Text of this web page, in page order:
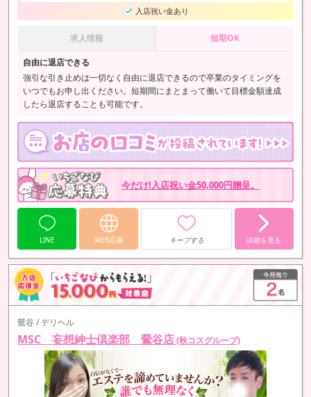
入店祝い金あり
求人情報 短期OK
自由に退店できる
強引な引き止めは一切なく自由に退店できるので卒業のタイミングを
いつでもお申し出ください。短期間にまとまって働いて目標金額達成
したら退店することも可能です。
今だけ!入店祝い金50,000円贈呈。
LINE WEB応募 キープする 詳細を見る
鶯谷 / デリヘル
MSC 妄想紳士倶楽部 鶯谷店(秋コスグループ)